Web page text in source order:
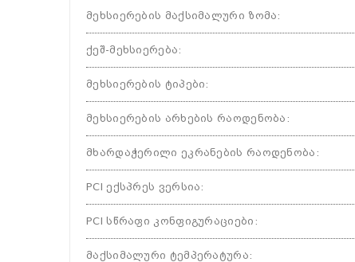
მეხსიერების მაქსიმალური ზომა:
ქეშ-მეხსიერება:
მეხსიერების ტიპები:
მეხსიერების არხების რაოდენობა :
მხარდაჭერილი ეკრანების რაოდენობა :
PCI ექსპრეს ვერსია:
PCI სწრაფი კონფიგურაციები :
მაქსიმალური ტემპერატურა: